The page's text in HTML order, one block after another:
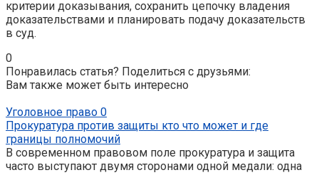
критерии доказывания, сохранить цепочку владения
доказательствами и планировать подачу доказательств
в суд.
0
Понравилась статья? Поделиться с друзьями:
Вам также может быть интересно
Уголовное право 0
Прокуратура против защиты кто что может и где
границы полномочий
В современном правовом поле прокуратура и защита
часто выступают двумя сторонами одной медали: одна